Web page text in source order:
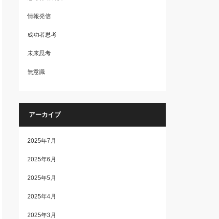
情報発信
成功者思考
未来思考
無意識
アーカイブ
2025年7月
2025年6月
2025年5月
2025年4月
2025年3月